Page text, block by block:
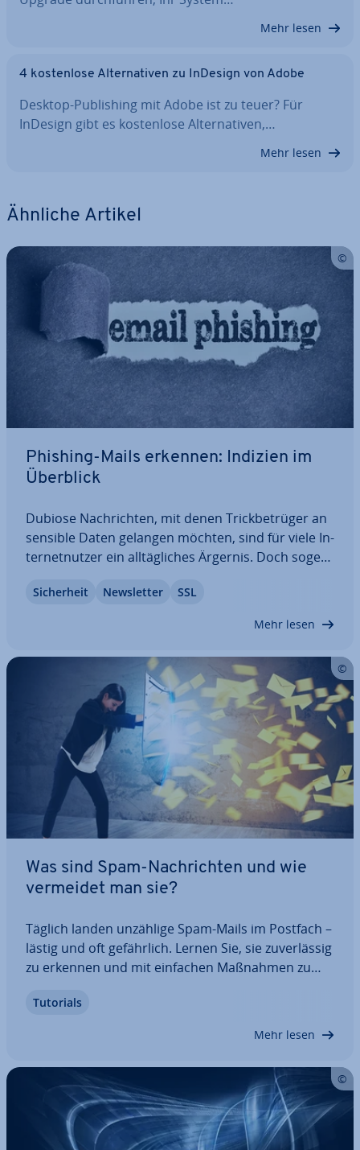
Mehr lesen
4 kos­ten­lo­se Al­ter­na­ti­ven zu InDesign von Adobe
Desktop-Pu­bli­shing mit Adobe ist zu teuer? Für
InDesign gibt es kos­ten­lo­se Al­ter­na­ti­ven,…
Mehr lesen
Ähnliche Artikel
Phishing-Mails erkennen: Indizien im
Überblick
Dubiose Nach­rich­ten, mit denen Trick­be­trü­ger an
sensible Daten gelangen möchten, sind für viele In­
ter­net­nut­zer ein all­täg­li­ches Ärgernis. Doch so­ge­
Mails richten auch jedes Jahr einen Schaden in Mil­
Si­cher­heit News­let­ter SSL
Mehr lesen
Was sind Spam-Nach­rich­ten und wie
vermeidet man sie?
Täglich landen unzählige Spam-Mails im Postfach –
lästig und oft ge­fähr­lich. Lernen Sie, sie zu­ver­läs­sig
zu erkennen und mit einfachen Maßnahmen zu
Tutorials
Mehr lesen